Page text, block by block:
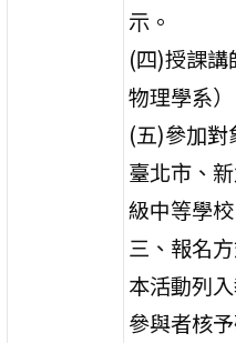
示。
(四)授課
物理學系）
(五)參加對
臺北市、
級中等學
三、報名方
本活動列
參與者核